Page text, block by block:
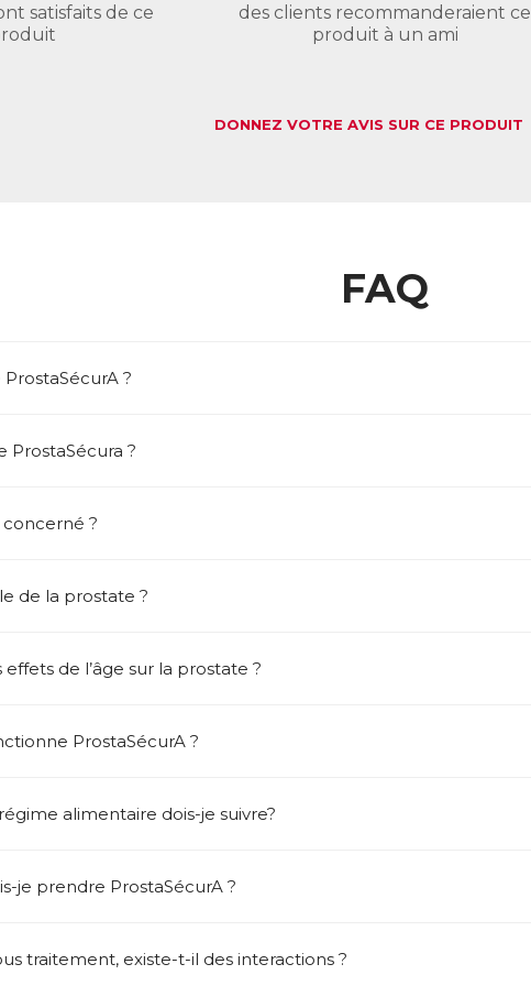
satisfaits de ce
des clients recommanderaient ce
produit à un ami
DONNEZ VOTRE AVIS SUR CE PRODUIT
FAQ
?
ProstaSécura ?
?
de la prostate ?
effets de l’âge sur la prostate ?
ProstaSécurA ?
alimentaire dois-je suivre?
je prendre ProstaSécurA ?
traitement, existe-t-il des interactions ?